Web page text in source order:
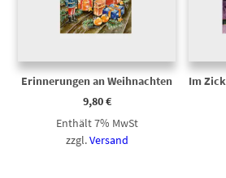
Erinnerungen an Weihnachten
9,80€
Enthält 7% MwSt
zzgl.Versand